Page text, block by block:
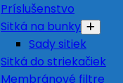
Príslušenstvo
Sitká na bunky
Sady sitiek
Sitká do striekačiek
Membránové filtre